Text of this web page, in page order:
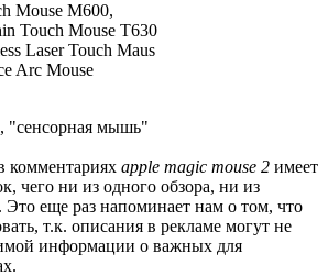
Mouse M600,
Touch Mouse T630
Laser Touch Maus
Arc Mouse
"сенсорная мышь"
комментариях apple magic mouse 2 имеет
чего ни из одного обзора, ни из
еще раз напоминает нам о том, что
т.к. описания в рекламе могут не
информации о важных для